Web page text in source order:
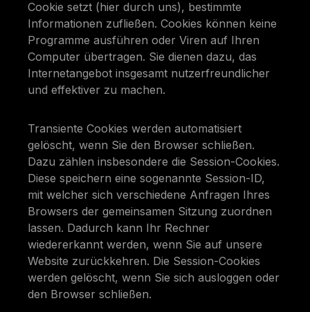
Cookie setzt (hier durch uns), bestimmte
Informationen zufließen. Cookies können keine
Programme ausführen oder Viren auf Ihren
Computer übertragen. Sie dienen dazu, das
Internetangebot insgesamt nutzerfreundlicher
und effektiver zu machen.
Transiente Cookies werden automatisiert
gelöscht, wenn Sie den Browser schließen.
Dazu zählen insbesondere die Session-Cookies.
Diese speichern eine sogenannte Session-ID,
mit welcher sich verschiedene Anfragen Ihres
Browsers der gemeinsamen Sitzung zuordnen
lassen. Dadurch kann Ihr Rechner
wiedererkannt werden, wenn Sie auf unsere
Website zurückkehren. Die Session-Cookies
werden gelöscht, wenn Sie sich ausloggen oder
den Browser schließen.